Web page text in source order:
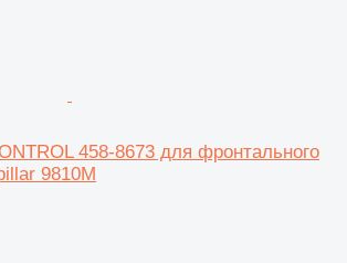
458-8673 для фронтального
9810M